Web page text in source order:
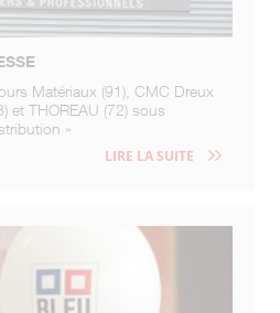
Matériaux (91), CMC Dreux
et THOREAU (72) sous
»
LIRE LA SUITE